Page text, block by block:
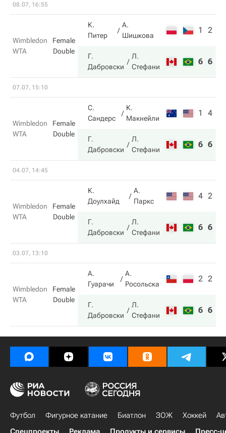
08.07, 16:55
Wimbledon
WTA
Female
Double
К.
Питер
А.
Шишкова
1 2
Г.
Дабровски
Л.
Стефани
6 6
07.07, 15:10
Wimbledon
WTA
Female
Double
С.
Сандерс
К.
Макнейли
1 4
Г.
Дабровски
Л.
Стефани
6 6
04.07, 14:45
Wimbledon
WTA
Female
Double
К.
Доулхайд
А.
Паркс
4 2
Г.
Дабровски
Л.
Стефани
6 6
03.07, 13:10
Wimbledon
WTA
Female
Double
А.
Гуарачи
А.
Росольска
2 2
Г.
Дабровски
Л.
Стефани
6 6
Футбол Фигурное катание Биатлон ЗОЖ Хоккей